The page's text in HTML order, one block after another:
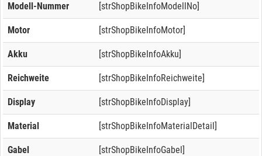
Modell-Nummer [strShopBikeInfoModellNo]
Motor [strShopBikeInfoMotor]
Akku [strShopBikeInfoAkku]
Reichweite [strShopBikeInfoReichweite]
Display [strShopBikeInfoDisplay]
Material [strShopBikeInfoMaterialDetail]
Gabel [strShopBikeInfoGabel]